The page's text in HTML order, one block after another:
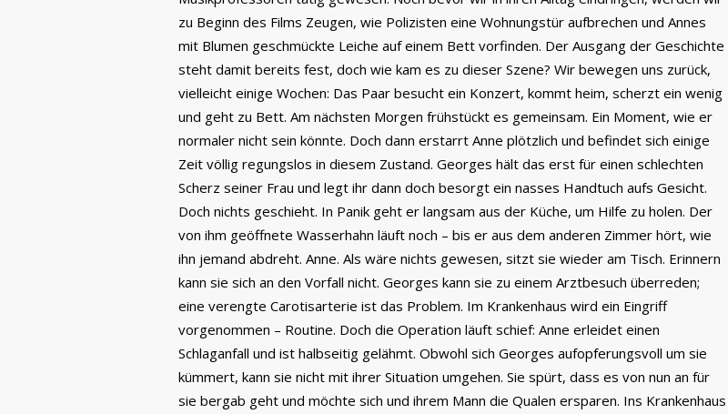
zu Beginn des Films Zeugen, wie Polizisten eine Wohnungstür aufbrechen und Annes
mit Blumen geschmückte Leiche auf einem Bett vorfinden. Der Ausgang der Geschichte
steht damit bereits fest, doch wie kam es zu dieser Szene? Wir bewegen uns zurück,
vielleicht einige Wochen: Das Paar besucht ein Konzert, kommt heim, scherzt ein wenig
und geht zu Bett. Am nächsten Morgen frühstückt es gemeinsam. Ein Moment, wie er
normaler nicht sein könnte. Doch dann erstarrt Anne plötzlich und befindet sich einige
Zeit völlig regungslos in diesem Zustand. Georges hält das erst für einen schlechten
Scherz seiner Frau und legt ihr dann doch besorgt ein nasses Handtuch aufs Gesicht.
Doch nichts geschieht. In Panik geht er langsam aus der Küche, um Hilfe zu holen. Der
von ihm geöffnete Wasserhahn läuft noch – bis er aus dem anderen Zimmer hört, wie
ihn jemand abdreht. Anne. Als wäre nichts gewesen, sitzt sie wieder am Tisch. Erinnern
kann sie sich an den Vorfall nicht. Georges kann sie zu einem Arztbesuch überreden;
eine verengte Carotisarterie ist das Problem. Im Krankenhaus wird ein Eingriff
vorgenommen – Routine. Doch die Operation läuft schief: Anne erleidet einen
Schlaganfall und ist halbseitig gelähmt. Obwohl sich Georges aufopferungsvoll um sie
kümmert, kann sie nicht mit ihrer Situation umgehen. Sie spürt, dass es von nun an für
sie bergab geht und möchte sich und ihrem Mann die Qualen ersparen. Ins Krankenhaus